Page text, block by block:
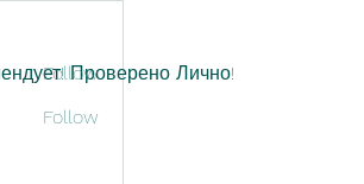
Проверено Лично!
Follow
Follow